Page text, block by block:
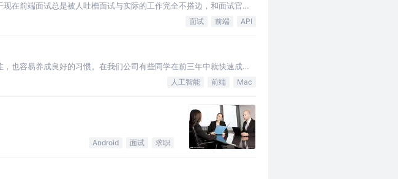
在前端面试总是被人吐槽面试与实际的工作完全不搭边，和面试官面
对你有用。 很多面试者的简历中一定会写各种『精通』，这是非常有
面试 前端 API
也容易养成良好的习惯。在我们公司有些同学在前三年中就快速成为
年内快速成长为一名技术专家。 首先要有空杯的学习心态，而不是傲
人工智能 前端 Mac
Android 面试 求职